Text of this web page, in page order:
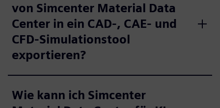
von Simcenter Material Data
Center in ein CAD-, CAE- und
CFD-Simulationstool
exportieren?
Wie kann ich Simcenter